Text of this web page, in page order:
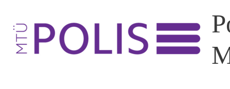
content
Menu